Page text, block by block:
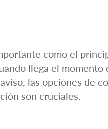
como el
llega el
las opciones de
son cruciales.